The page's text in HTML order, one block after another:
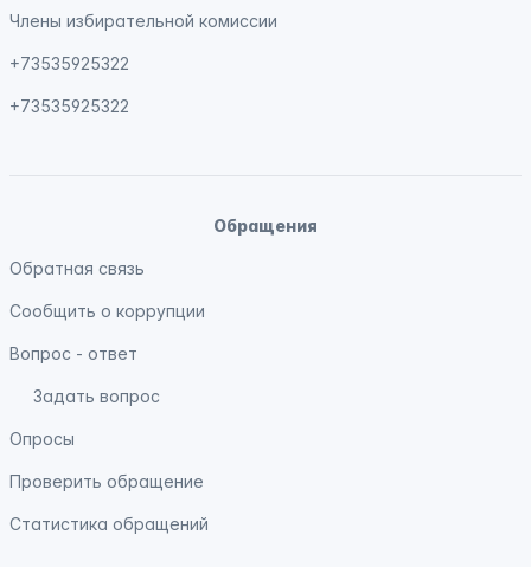
Члены избирательной комиссии
+73535925322
+73535925322
Обращения
Обратная связь
Сообщить о коррупции
Вопрос - ответ
Задать вопрос
Опросы
Проверить обращение
Статистика обращений